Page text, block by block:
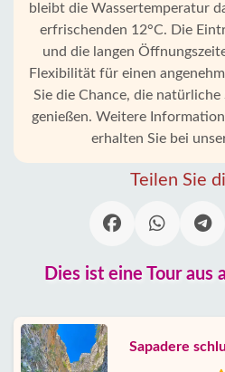
bleibt die Wassertemperatur
erfrischenden 12°C. Die
und die langen
Flexibilität für einen
Sie die Chance, die
genießen. Weitere
erhalten Sie bei
Teilen Sie
Dies ist eine Tour aus
Sapadere